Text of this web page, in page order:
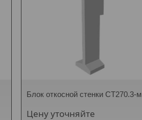
Блок откосной стенки СТ270.3-м
Цену уточняйте